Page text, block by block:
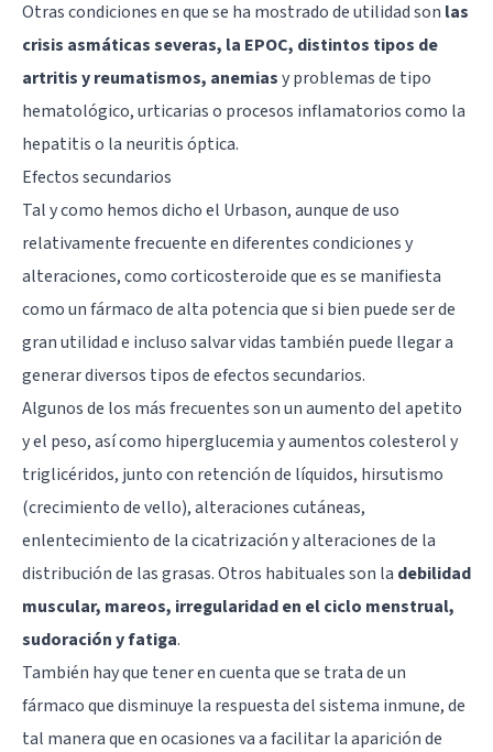
Otras condiciones en que se ha mostrado de utilidad son las
crisis asmáticas severas, la EPOC, distintos tipos de
artritis y reumatismos, anemiasy problemas de tipo
hematológico, urticarias o procesos inflamatorios como la
hepatitis o la neuritis óptica.
Efectos secundarios
Tal y como hemos dicho el Urbason, aunque de uso
relativamente frecuente en diferentes condiciones y
alteraciones, como corticosteroide que es se manifiesta
como un fármaco de alta potencia que si bien puede ser de
gran utilidad e incluso salvar vidas también puede llegar a
generar diversos tipos de efectos secundarios.
Algunos de los más frecuentes son un aumento del apetito
y el peso, así como hiperglucemia y aumentos colesterol y
triglicéridos, junto con retención de líquidos, hirsutismo
(crecimiento de vello), alteraciones cutáneas,
enlentecimiento de la cicatrización y alteraciones de la
distribución de las grasas. Otros habituales son la debilidad
muscular, mareos, irregularidad en el ciclo menstrual,
sudoración y fatiga.
También hay que tener en cuenta que se trata de un
fármaco que disminuye la respuesta del sistema inmune, de
tal manera que en ocasiones va a facilitar la aparición de